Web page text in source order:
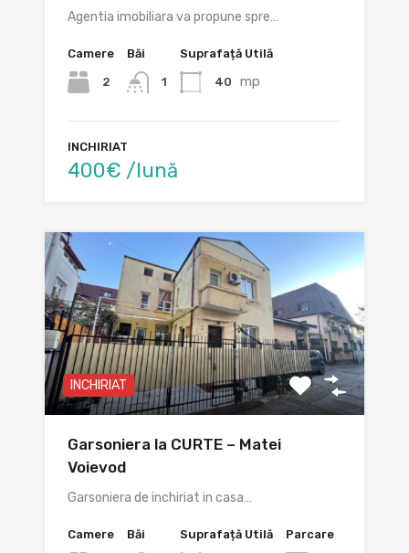
Agentia imobiliara va propune spre…
Camere
2
Băi
1
Suprafață Utilă
40 mp
INCHIRIAT
400€ /lună
INCHIRIAT
Garsoniera la CURTE – Matei
Voievod
Garsoniera de inchiriat in casa…
Camere Băi Suprafață Utilă Parcare